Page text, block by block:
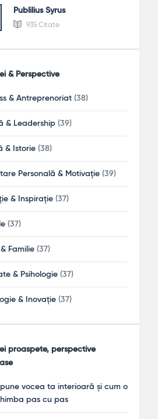
Publilius Syrus
935 Citate
& Perspective
& Antreprenoriat (38)
& Leadership (39)
& Istorie (38)
Personală & Motivație (39)
& Inspirație (37)
(37)
Familie (37)
& Psihologie (37)
& Inovație (37)
proaspete, perspective
vocea ta interioară și cum o
pas cu pas